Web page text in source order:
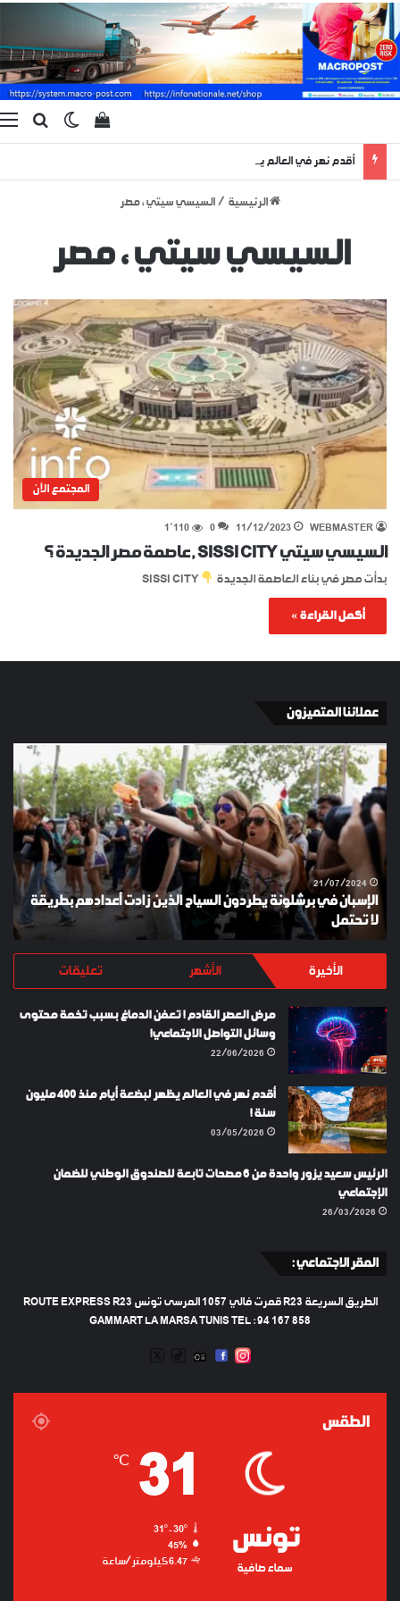
بحثالوضع
إستعراض سلة
أقدم نهر في العالم يظهر لبضعة أيام منذ 400 مليون سنة !
الرئيسية / السيسي سيتي ، مصر
السيسي سيتي ، مصر
المجتمع الآن
WEBMASTER
11/12/2023
0 1٬110
السيسي سيتي SISSI CITY , عاصمة مصر الجديدة ؟
بدأت مصر في بناء العاصمة الجديدة
أكمل القراءة »
عملائنا المتميزون
الإسبان
في
برشلونة
يطردون
السياح
الذين
زادت
أعدادهم
بطريقة
تحتمل
21/07/2024
الإسبان في برشلونة يطردون السياح الذين زادت أعدادهم بطريقة
لا تحتمل
الأخيرة الأشهر تعليقات
مرض العصر القادم ! تعفن الدماغ بسبب تخمة محتوى
وسائل التواصل الاجتماعي!
22/06/2026
أقدم نهر في العالم يظهر لبضعة أيام منذ 400 مليون
سنة !
03/05/2026
الرئيس سعيد يزور واحدة من 6 مصحات تابعة للصندوق الوطني للضمان
الإجتماعي
26/03/2026
المقر الاجتماعي :
الطريق السريعة R23 قمرت فالي 1057 المرسى تونس ROUTE EXPRESS R23
GAMMART LA MARSA TUNIS TEL : 94 167 858
INSTAGRAM
FACEBOOK
RADIO
TIKTOK
الطقس
تونس
سماء صافية
31
℃
45%
6.47 كيلومتر/ساعة